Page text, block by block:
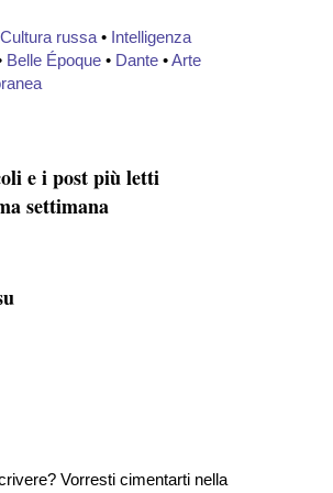
Cultura russa • Intelligenza
Belle Époque • Dante •Arte
e i post più letti
settimana
Vorresti cimentarti nella